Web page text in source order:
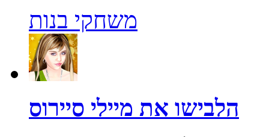
משחקי בנות
הלבישו את מיילי סיירוס